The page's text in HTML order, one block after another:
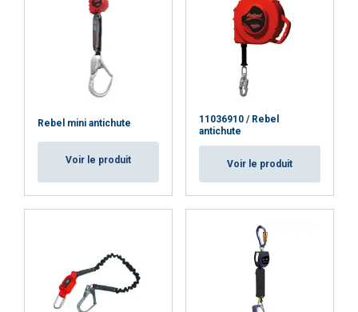
Rebel mini antichute
Voir le produit
11036910 / Rebel
antichute
Voir le produit
AFFICHER LES DÉTAILS